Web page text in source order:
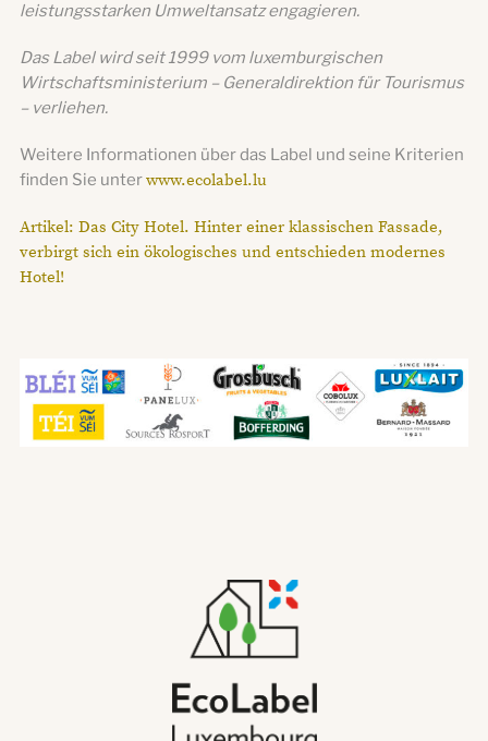
leistungsstarken Umweltansatz engagieren.
Das Label wird seit 1999 vom luxemburgischen
Wirtschaftsministerium – Generaldirektion für Tourismus
– verliehen.
Weitere Informationen über das Label und seine Kriterien
finden Sie unterwww.ecolabel.lu
Artikel: Das City Hotel. Hinter einer klassischen Fassade,
verbirgt sich ein ökologisches und entschieden modernes
Hotel!